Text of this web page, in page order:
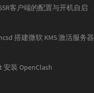
客户端的配置与开机自启
搭建微软 KMS 激活服务器
安装 OpenClash